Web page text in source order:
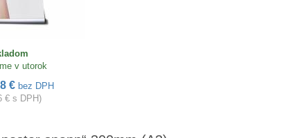
v utorok
€bez DPH
€ s DPH)